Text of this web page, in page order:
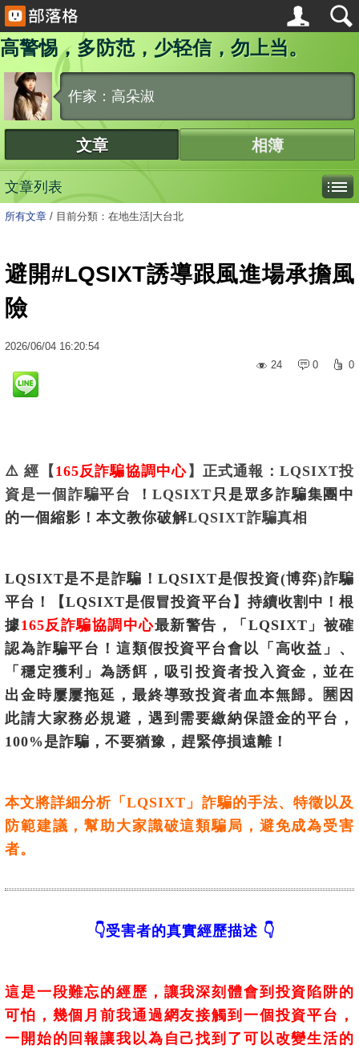
高警惕，多防范，少轻信，勿上当。
作家：高朵淑
文章 相簿
文章列表
所有文章 / 目前分類：在地生活|大台北
避開#LQSIXT誘導跟風進場承擔風
險
2026/06/04 16:20:54
24
0 0
⚠️ 經【 165反詐騙協調中心 】正式通報：LQSIXT投
資是一個詐騙平台
！LQSIXT 只是眾多詐騙集團中
的一個縮影！ 本文教你破解LQSIXT詐騙真相
LQSIXT是不是詐騙！LQSIXT是假投資(博弈)詐騙
平台！【LQSIXT是假冒投資平台】持續收割中！根
據165反詐騙協調中心最新警告，「LQSIXT」被確
認為詐騙平台！這類假投資平台會以「高收益」、
「穩定獲利」為誘餌，吸引投資者投入資金，並在
出金時屢屢拖延，最終導致投資者血本無歸。🈲因
此請大家務必規避，遇到需要繳納保證金的平台，
100%是詐騙，不要猶豫，趕緊停損遠離！
本文將詳細分析「LQSIXT 」詐騙的手法、特徵以及
防範建議，幫助大家識破這類騙局，避免成為受害
者。
👇受害者的真實經歷描述 👇
這是一段難忘的經歷，讓我深刻體會到投資陷阱的
可怕，幾個月前我通過網友接觸到一個投資平台，
一開始的回報讓我以為自己找到了可以改變生活的